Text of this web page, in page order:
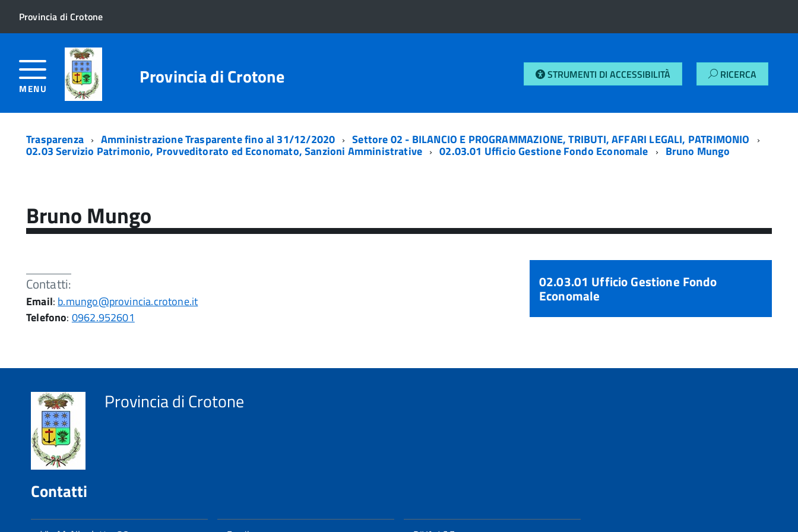
Provincia di Crotone
MENU Provincia di Crotone STRUMENTI DI ACCESSIBILITÀ RICERCA
Trasparenza Amministrazione Trasparente fino al 31/12/2020 Settore 02 - BILANCIO E PROGRAMMAZIONE, TRIBUTI, AFFARI LEGALI, PATRIMONIO
02.03 Servizio Patrimonio, Provveditorato ed Economato, Sanzioni Amministrative 02.03.01 Ufficio Gestione Fondo Economale Bruno Mungo
Bruno Mungo
Contatti:
Email: b.mungo@provincia.crotone.it
Telefono: 0962.952601
02.03.01 Ufficio Gestione Fondo
Economale
Provincia di Crotone
Contatti